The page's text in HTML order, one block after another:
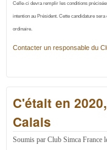
Celle-ci devra remplir les conditions
intention au Président. Cette candidature sera
ordinaire.
Contacter un responsable du
C'était en
Calais
Soumis par Club Simca France